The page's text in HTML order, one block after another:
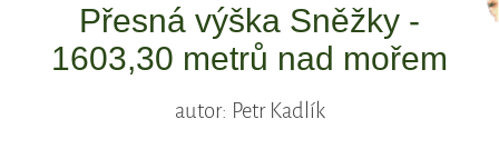
Přesná výška Sněžky -
1603,30 metrů nad mořem
autor: Petr Kadlík